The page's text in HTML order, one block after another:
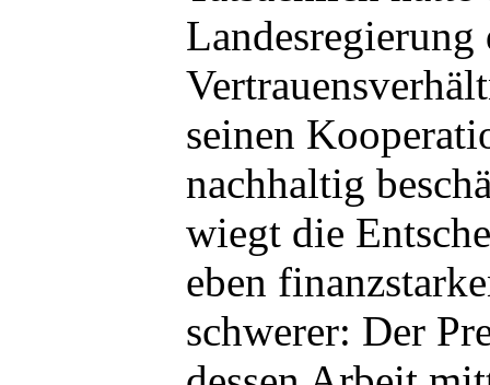
Landesregierung
seinen
nachhaltig
wiegt die
eben
schwerer: Der